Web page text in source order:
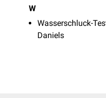
W
Wasserschluck-
Daniels